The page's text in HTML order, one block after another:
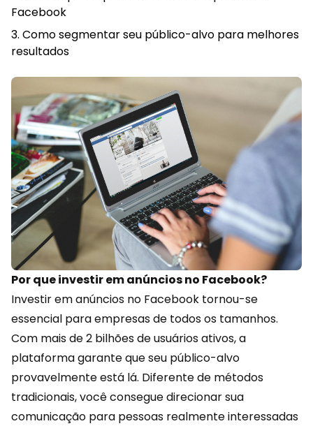
Facebook
Como segmentar seu público-alvo para melhores
resultados
Por que investir em anúncios no Facebook?
Investir em anúncios no Facebook tornou-se
essencial para empresas de todos os tamanhos.
Com mais de 2 bilhões de usuários ativos, a
plataforma garante que seu público-alvo
provavelmente está lá. Diferente de métodos
tradicionais, você consegue direcionar sua
comunicação para pessoas realmente interessadas